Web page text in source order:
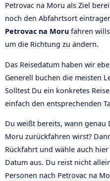
Petrovac na Moru als Ziel
noch den Abfahrtsort
Petrovac na Moru fahren
um die Richtung zu ändern.
Das Reisedatum haben wir
Generell buchen die meisten
Solltest Du ein konkretes
einfach den entsprechenden
Du weißt bereits, wann genau
Moru zurückfahren wirst?
Rückfahrt und wähle auch
Datum aus. Du reist nicht
Personen nach Petrovac na